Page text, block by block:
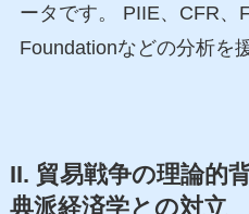
ータです。 PIIE、CFR、
Foundationなどの分析を
II. 貿易戦争の理論的
典派経済学との対立